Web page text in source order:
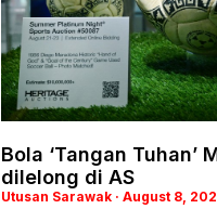
Bola ‘Tangan Tuhan’
dilelong di AS
Utusan Sarawak August 8,